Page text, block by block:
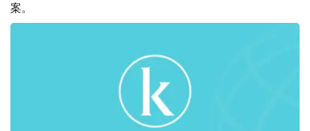
案。